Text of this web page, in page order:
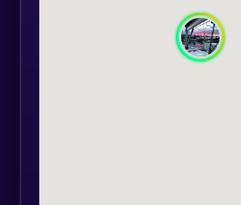
iahtului. Cu tot ce aveți
pentru a păstra